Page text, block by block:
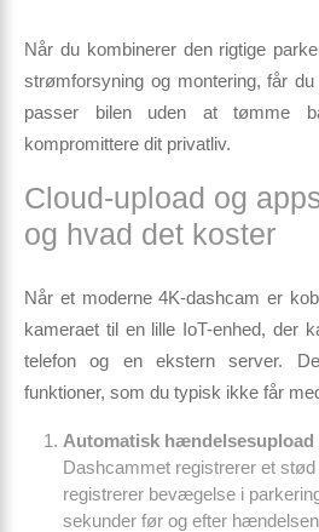
Når du kombinerer den rigtige
strømforsyning og montering, får
passer bilen uden at tømme
kompromittere dit privatliv.
Cloud-upload og
og hvad det koster
Når et moderne 4K-dashcam er
kameraet til en lille IoT-enhed, der
telefon og en ekstern server.
funktioner, som du typisk ikke får
Automatisk hændelsesupload
Dashcammet registrerer et
registrerer bevægelse i
sekunder før og efter